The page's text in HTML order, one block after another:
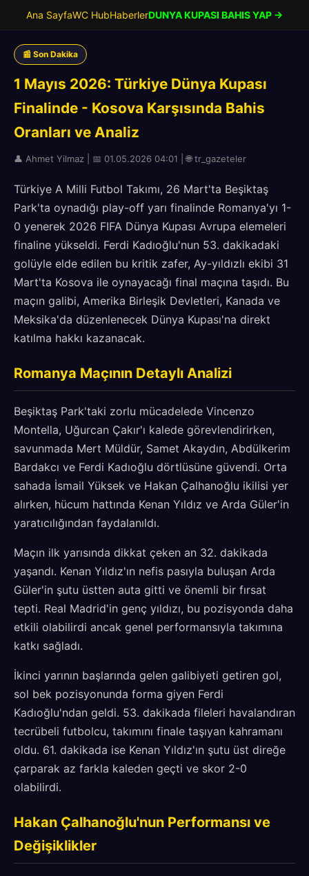
Ana SayfaWC HubHaberlerDUNYA KUPASI BAHIS YAP →
📰 Son Dakika
1 Mayıs 2026: Türkiye Dünya Kupası
Finalinde - Kosova Karşısında Bahis
Oranları ve Analiz
👤 Ahmet Yilmaz | 📅 01.05.2026 04:01 | 🌐 tr_gazeteler
Türkiye A Milli Futbol Takımı, 26 Mart'ta Beşiktaş
Park'ta oynadığı play-off yarı finalinde Romanya'yı 1-
0 yenerek 2026 FIFA Dünya Kupası Avrupa elemeleri
finaline yükseldi. Ferdi Kadıoğlu'nun 53. dakikadaki
golüyle elde edilen bu kritik zafer, Ay-yıldızlı ekibi 31
Mart'ta Kosova ile oynayacağı final maçına taşıdı. Bu
maçın galibi, Amerika Birleşik Devletleri, Kanada ve
Meksika'da düzenlenecek Dünya Kupası'na direkt
katılma hakkı kazanacak.
Romanya Maçının Detaylı Analizi
Beşiktaş Park'taki zorlu mücadelede Vincenzo
Montella, Uğurcan Çakır'ı kalede görevlendirirken,
savunmada Mert Müldür, Samet Akaydın, Abdülkerim
Bardakcı ve Ferdi Kadıoğlu dörtlüsüne güvendi. Orta
sahada İsmail Yüksek ve Hakan Çalhanoğlu ikilisi yer
alırken, hücum hattında Kenan Yıldız ve Arda Güler'in
yaratıcılığından faydalanıldı.
Maçın ilk yarısında dikkat çeken an 32. dakikada
yaşandı. Kenan Yıldız'ın nefis pasıyla buluşan Arda
Güler'in şutu üstten auta gitti ve önemli bir fırsat
tepti. Real Madrid'in genç yıldızı, bu pozisyonda daha
etkili olabilirdi ancak genel performansıyla takımına
katkı sağladı.
İkinci yarının başlarında gelen galibiyeti getiren gol,
sol bek pozisyonunda forma giyen Ferdi
Kadıoğlu'ndan geldi. 53. dakikada fileleri havalandıran
tecrübeli futbolcu, takımını finale taşıyan kahramanı
oldu. 61. dakikada ise Kenan Yıldız'ın şutu üst direğe
çarparak az farkla kaleden geçti ve skor 2-0
olabilirdi.
Hakan Çalhanoğlu'nun Performansı ve
Değişiklikler